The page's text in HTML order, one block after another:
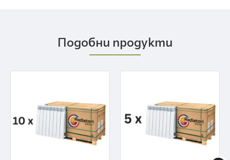
Подобни продукти